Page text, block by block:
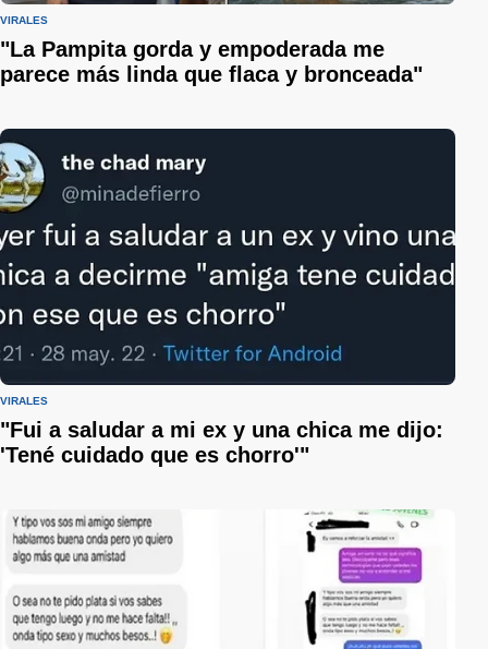
VIRALES
"La Pampita gorda y empoderada me
parece más linda que flaca y bronceada"
VIRALES
"Fui a saludar a mi ex y una chica me dijo:
'Tené cuidado que es chorro'"